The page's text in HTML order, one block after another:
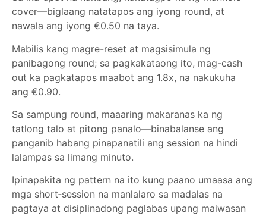
cover—biglaang natatapos ang iyong round, at
nawala ang iyong €0.50 na taya.
Mabilis kang magre-reset at magsisimula ng
panibagong round; sa pagkakataong ito, mag-cash
out ka pagkatapos maabot ang 1.8x, na nakukuha
ang €0.90.
Sa sampung round, maaaring makaranas ka ng
tatlong talo at pitong panalo—binabalanse ang
panganib habang pinapanatili ang session na hindi
lalampas sa limang minuto.
Ipinapakita ng pattern na ito kung paano umaasa ang
mga short‑session na manlalaro sa madalas na
pagtaya at disiplinadong paglabas upang maiwasan